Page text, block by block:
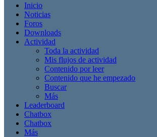
Inicio
Noticias
Foros
Downloads
Actividad
Toda la actividad
Mis flujos de actividad
Contenido por leer
Contenido que he empezado
Buscar
Más
Leaderboard
Chatbox
Chatbox
Más